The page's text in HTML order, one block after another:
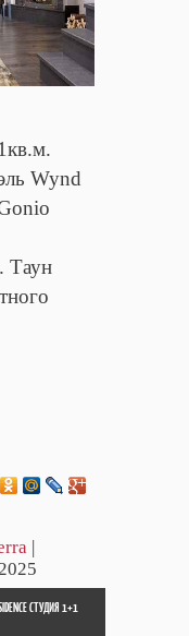
Wynd
Таун
|
СТУДИЯ 1+1